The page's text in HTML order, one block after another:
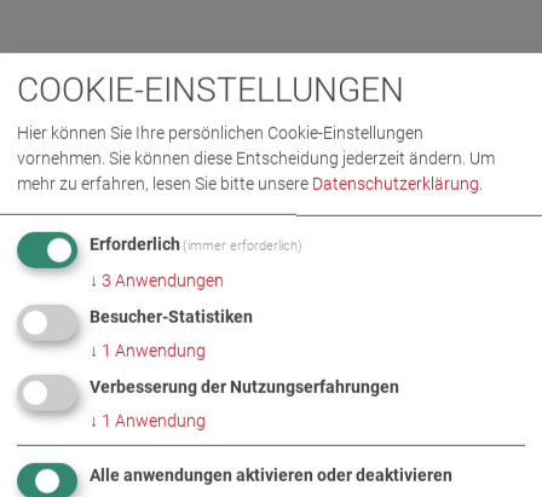
COOKIE-EINSTELLUNGEN
Hier können Sie Ihre persönlichen Cookie-Einstellungen
vornehmen. Sie können diese Entscheidung jederzeit ändern. Um
mehr zu erfahren, lesen Sie bitte unsere Datenschutzerklärung.
Erforderlich (immer erforderlich)
↓ 3 Anwendungen
Besucher-Statistiken
↓ 1 Anwendung
Verbesserung der Nutzungserfahrungen
↓ 1 Anwendung
Alle anwendungen aktivieren oder deaktivieren